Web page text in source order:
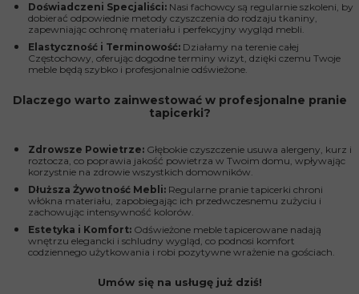
Umów się na usługę już dziś!
Dlaczego warto zainwestować w profesjonalne pranie
tapicerki?
Zdrowsze Powietrze: Głębokie czyszczenie usuwa alergeny, kurz i
roztocza, co poprawia jakość powietrza w Twoim domu, wpływając
korzystnie na zdrowie wszystkich domowników.
Dłuższa Żywotność Mebli: Regularne pranie tapicerki chroni
włókna materiału, zapobiegając ich przedwczesnemu zużyciu i
zachowując intensywność kolorów.
Estetyka i Komfort: Odświeżone meble tapicerowane nadają
wnętrzu elegancki i schludny wygląd, co podnosi komfort
codziennego użytkowania i robi pozytywne wrażenie na gościach.
Doświadczeni Specjaliści: Nasi fachowcy są regularnie szkoleni, by
dobierać odpowiednie metody czyszczenia do rodzaju tkaniny,
zapewniając ochronę materiału i perfekcyjny wygląd mebli.
Elastyczność i Terminowość: Działamy na terenie całej
Częstochowy, oferując dogodne terminy wizyt, dzięki czemu Twoje
meble będą szybko i profesjonalnie odświeżone.